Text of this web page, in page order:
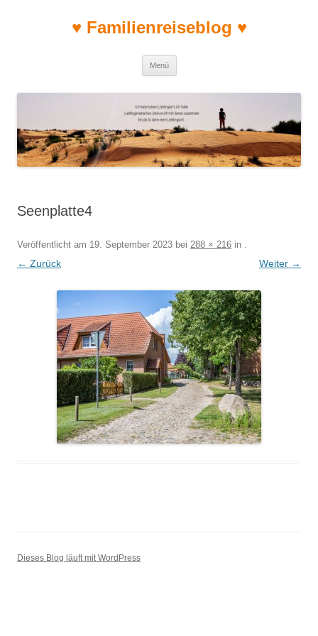
♥ Familienreiseblog ♥
Menü
Seenplatte4
Veröffentlicht am 19. September 2023 bei 288 × 216 in .
← Zurück Weiter →
Dieses Blog läuft mit WordPress